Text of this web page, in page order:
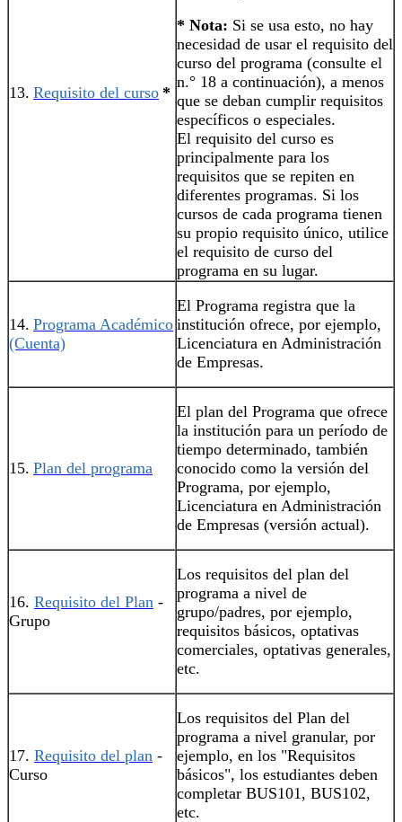
13. Requisito del curso *
* Nota: Si se usa esto, no hay
necesidad de usar el requisito del
curso del programa (consulte el
n.° 18 a continuación), a menos
que se deban cumplir requisitos
específicos o especiales.
El requisito del curso es
principalmente para los
requisitos que se repiten en
diferentes programas. Si los
cursos de cada programa tienen
su propio requisito único, utilice
el requisito de curso del
programa en su lugar.
14. Programa Académico
(Cuenta)
El Programa registra que la
institución ofrece, por ejemplo,
Licenciatura en Administración
de Empresas.
15. Plan del programa
El plan del Programa que ofrece
la institución para un período de
tiempo determinado, también
conocido como la versión del
Programa, por ejemplo,
Licenciatura en Administración
de Empresas (versión actual).
16. Requisito del Plan -
Grupo
Los requisitos del plan del
programa a nivel de
grupo/padres, por ejemplo,
requisitos básicos, optativas
comerciales, optativas generales,
etc.
17. Requisito del plan -
Curso
Los requisitos del Plan del
programa a nivel granular, por
ejemplo, en los "Requisitos
básicos", los estudiantes deben
completar BUS101, BUS102,
etc.